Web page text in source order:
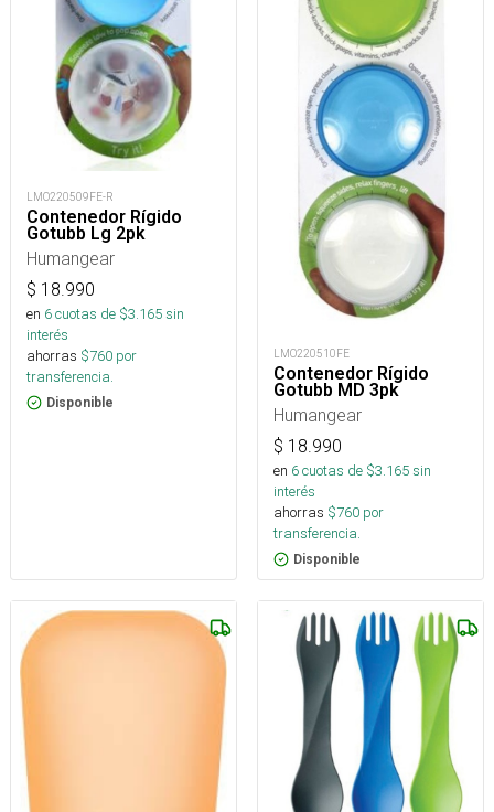
LMO220509FE-R
Contenedor Rígido
Gotubb Lg 2pk
Humangear
$ 18.990
en 6cuotas de $3.165sin
interés
ahorras $760 por
transferencia.
Disponible
LMO220510FE
Contenedor Rígido
Gotubb MD 3pk
Humangear
$ 18.990
en 6cuotas de $3.165sin
interés
ahorras $760 por
transferencia.
Disponible